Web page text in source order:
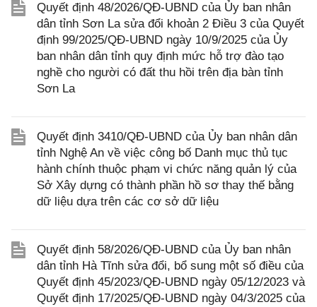
Quyết định 48/2026/QĐ-UBND của Ủy ban nhân
dân tỉnh Sơn La sửa đổi khoản 2 Điều 3 của Quyết
định 99/2025/QĐ-UBND ngày 10/9/2025 của Ủy
ban nhân dân tỉnh quy định mức hỗ trợ đào tạo
nghề cho người có đất thu hồi trên địa bàn tỉnh
Sơn La
Quyết định 3410/QĐ-UBND của Ủy ban nhân dân
tỉnh Nghệ An về việc công bố Danh mục thủ tục
hành chính thuộc phạm vi chức năng quản lý của
Sở Xây dựng có thành phần hồ sơ thay thế bằng
dữ liệu dựa trên các cơ sở dữ liệu
Quyết định 58/2026/QĐ-UBND của Ủy ban nhân
dân tỉnh Hà Tĩnh sửa đổi, bổ sung một số điều của
Quyết định 45/2023/QĐ-UBND ngày 05/12/2023 và
Quyết định 17/2025/QĐ-UBND ngày 04/3/2025 của